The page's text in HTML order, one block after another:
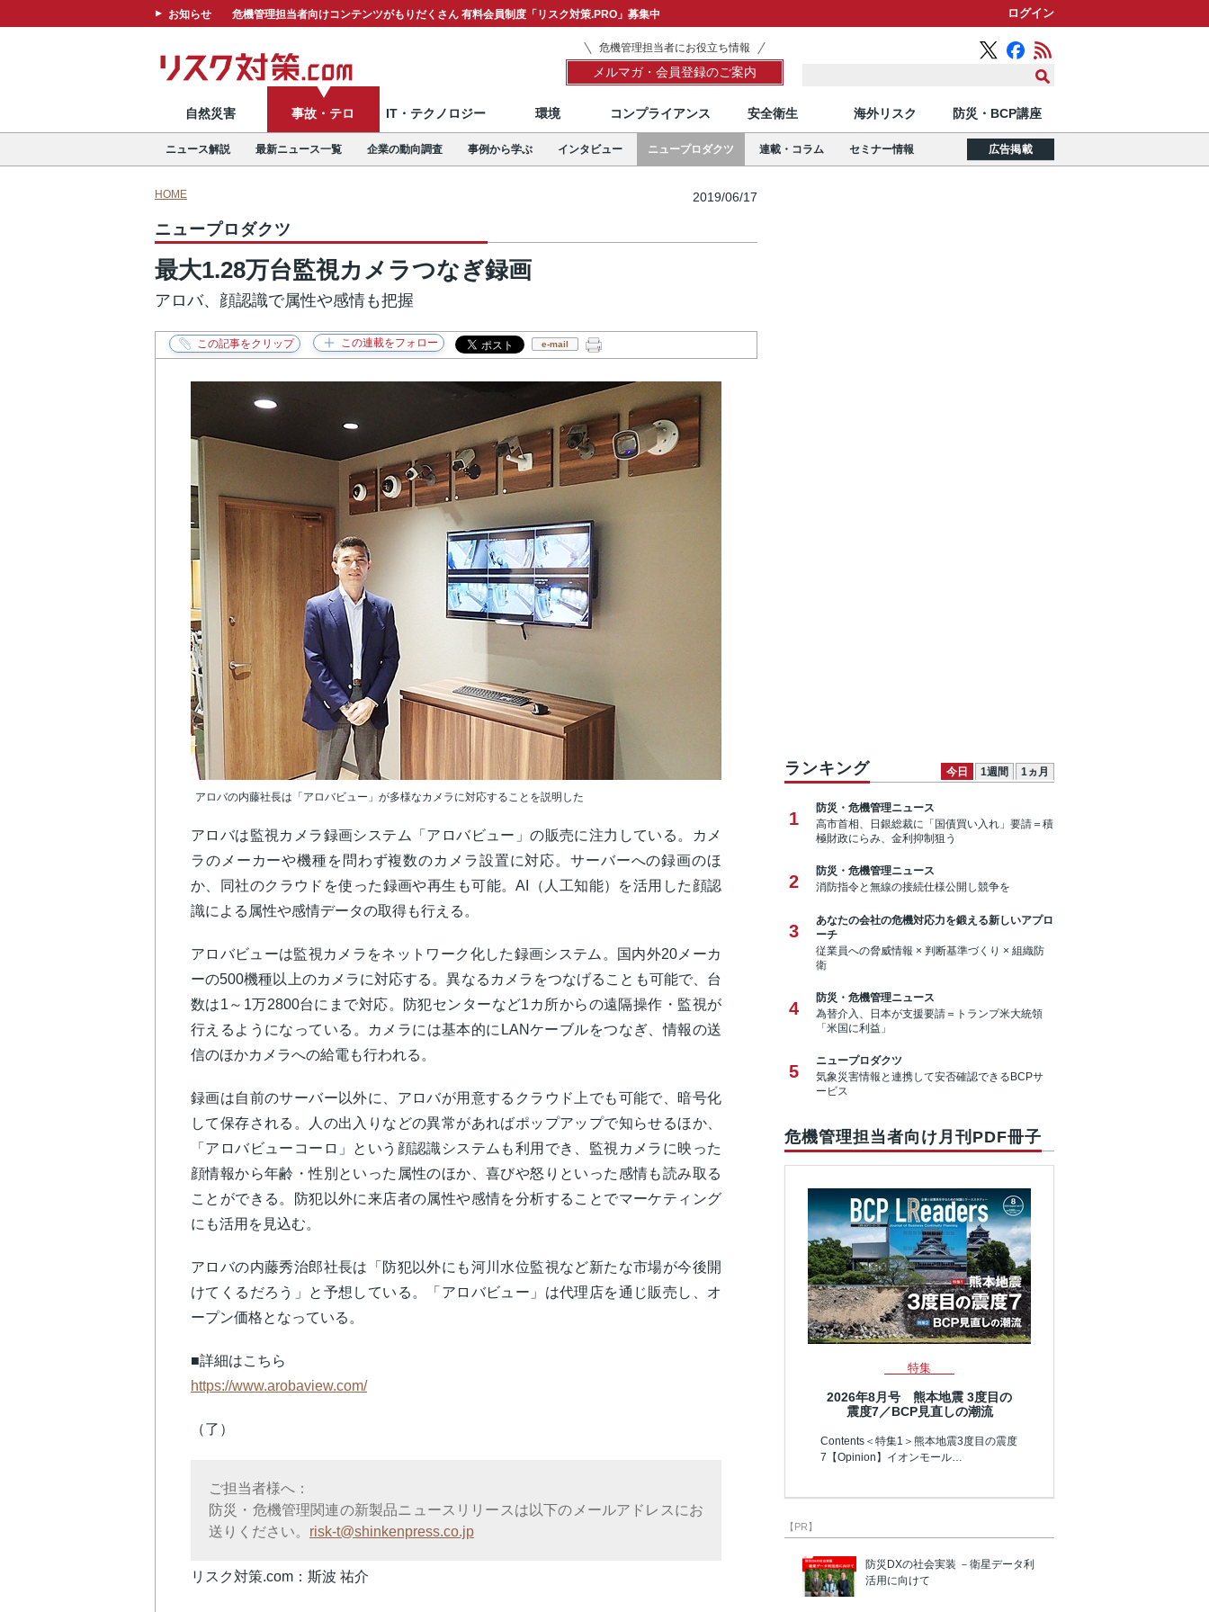
お知らせ 危機管理担当者向けコンテンツがもりだくさん 有料会員制度「リスク対策.PRO」募集中 ログイン
危機管理担当者にお役立ち情報
メルマガ・会員登録のご案内
自然災害 事故・テロ IT・テクノロジー 環境 コンプライアンス 安全衛生 海外リスク 防災・BCP講座
ニュース解説 最新ニュース一覧 企業の動向調査 事例から学ぶ インタビュー ニュープロダクツ 連載・コラム セミナー情報 広告掲載
HOME 2019/06/17
ニュープロダクツ
最大1.28万台監視カメラつなぎ録画
アロバ、顔認識で属性や感情も把握
e-mail
アロバの内藤社長は「アロバビュー」が多様なカメラに対応することを説明した
アロバは監視カメラ録画システム「アロバビュー」の販売に注力している。カメ
ラのメーカーや機種を問わず複数のカメラ設置に対応。サーバーへの録画のほ
か、同社のクラウドを使った録画や再生も可能。AI（人工知能）を活用した顔認
識による属性や感情データの取得も行える。
アロバビューは監視カメラをネットワーク化した録画システム。国内外20メーカ
ーの500機種以上のカメラに対応する。異なるカメラをつなげることも可能で、台
数は1～1万2800台にまで対応。防犯センターなど1カ所からの遠隔操作・監視が
行えるようになっている。カメラには基本的にLANケーブルをつなぎ、情報の送
信のほかカメラへの給電も行われる。
録画は自前のサーバー以外に、アロバが用意するクラウド上でも可能で、暗号化
して保存される。人の出入りなどの異常があればポップアップで知らせるほか、
「アロバビューコーロ」という顔認識システムも利用でき、監視カメラに映った
顔情報から年齢・性別といった属性のほか、喜びや怒りといった感情も読み取る
ことができる。防犯以外に来店者の属性や感情を分析することでマーケティング
にも活用を見込む。
アロバの内藤秀治郎社長は「防犯以外にも河川水位監視など新たな市場が今後開
けてくるだろう」と予想している。「アロバビュー」は代理店を通じ販売し、オ
ープン価格となっている。
■詳細はこちら
https://www.arobaview.com/
（了）
ご担当者様へ：
防災・危機管理関連の新製品ニュースリリースは以下のメールアドレスにお
送りください。 risk-t@shinkenpress.co.jp
リスク対策.com：斯波 祐介
ランキング 今日 1週間 1ヵ月
1
防災・危機管理ニュース
高市首相、日銀総裁に「国債買い入れ」要請＝積
極財政にらみ、金利抑制狙う
2
防災・危機管理ニュース
消防指令と無線の接続仕様公開し競争を
3
あなたの会社の危機対応力を鍛える新しいアプロ
ーチ
従業員への脅威情報 × 判断基準づくり × 組織防
衛
4
防災・危機管理ニュース
為替介入、日本が支援要請＝トランプ米大統領
「米国に利益」
5
ニュープロダクツ
気象災害情報と連携して安否確認できるBCPサ
ービス
危機管理担当者向け月刊PDF冊子
特集
2026年8月号 熊本地震 3度目の
震度7／BCP見直しの潮流
Contents＜特集1＞熊本地震3度目の震度
7【Opinion】イオンモール…
【PR】
防災DXの社会実装 －衛星データ利
活用に向けて